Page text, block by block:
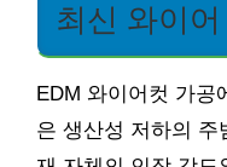
최신 와이
EDM 와이어컷 가공
은 생산성 저하의 주